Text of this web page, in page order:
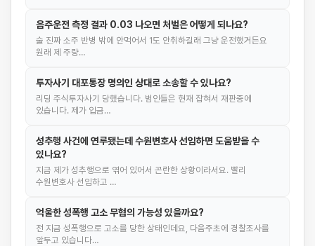
음주운전 측정 결과 0.03 나오면 처벌은 어떻게 되나요?
술 진짜 소주 반병 밖에 안먹어서 1도 안취하길래 그냥 운전했거든요
원래 제 주량…
투자사기 대포통장 명의인 상대로 소송할 수 있나요?
리딩 주식투자사기 당했습니다. 범인들은 현재 잡혀서 재판중에
있습니다. 제가 입금…
성추행 사건에 연루됐는데 수원변호사 선임하면 도움받을 수
있나요?
지금 제가 성추행으로 엮어 있어서 곤란한 상황이라서요. 빨리
수원변호사 선임하고 …
억울한 성폭행 고소 무혐의 가능성 있을까요?
전 지금 성폭행으로 고소를 당한 상태인데요, 다음주초에 경찰조사를
앞두고 있습니다…